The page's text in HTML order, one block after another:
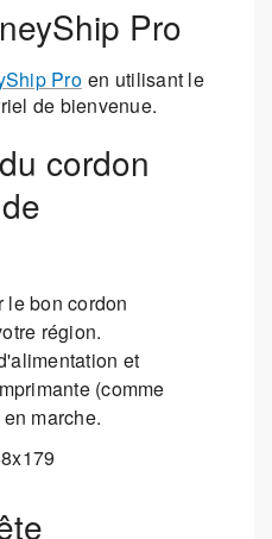
Pro
Pro en utilisant le
de bienvenue.
cordon
le bon cordon
région.
et
(comme
marche.